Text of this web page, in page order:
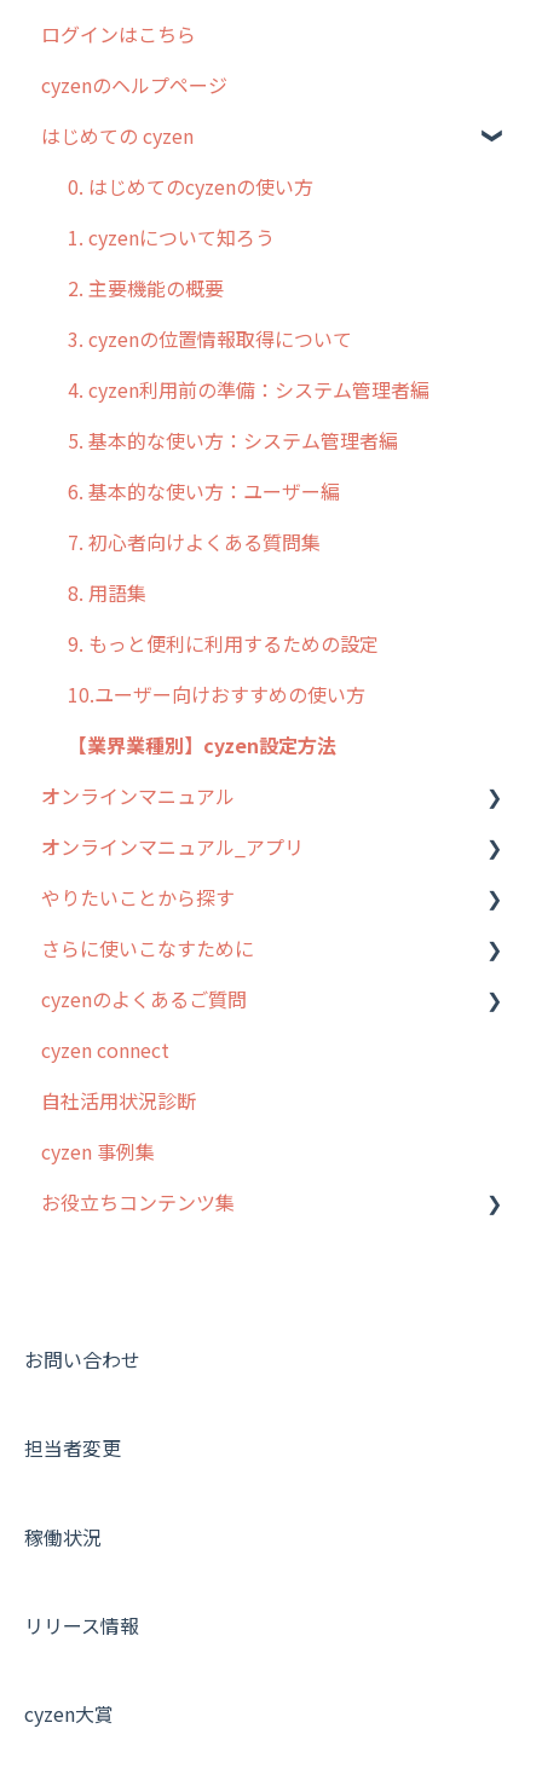
2024年のリリース情報
2023年のリリース情報
過去のリリース
2019年までのリリース情報
お客様の声を実現しました
ログインはこちら
cyzenのヘルプページ
はじめての cyzen
0. はじめてのcyzenの使い方
1. cyzenについて知ろう
2. 主要機能の概要
3. cyzenの位置情報取得について
4. cyzen利用前の準備：システム管理者編
5. 基本的な使い方：システム管理者編
6. 基本的な使い方：ユーザー編
7. 初心者向けよくある質問集
8. 用語集
9. もっと便利に利用するための設定
10.ユーザー向けおすすめの使い方
【業界業種別】cyzen設定方法
オンラインマニュアル
管理サイトの使い始め
ユーザー・グループ管理
行動管理
予定管理
スポット
ステータス・主観
報告書・行動種別
勤怠管理
帳票出力
商品
オンラインマニュアル_アプリ
アプリの使い始め
ホーム画面
スポット
報告閲覧
予定
日報
履歴
パフォーマンス
お知らせ
やりたいことから探す
行動管理
勤怠管理
予定管理
スポット
ステータス・主観
報告書・行動種別
活動通知
商品
さらに使いこなすために
はじめに
スポット・ステータス関連オプション
交通費自動計算
安全走行支援
写真管理・高画質化
その他オプション
契約・その他
cyzenのよくあるご質問
ログインについて
グループ・ユーザーについて
GPS・位置情報 について
ルート自動記録 について
報告書について
メンバー画面について
その他よくある質問
cyzen connect
自社活用状況診断
cyzen 事例集
お役立ちコンテンツ集
動画集：共通
お問い合わせ
担当者変更
稼働状況
リリース情報
cyzen大賞